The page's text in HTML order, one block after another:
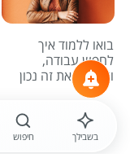
בואו ללמוד איך
לחפש עבודה,
ולעשות את זה נכון
לכל הכתבות
בשבילך חיפוש